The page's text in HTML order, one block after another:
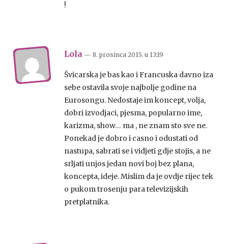
!
Lola — 8. prosinca 2015. u 13:19
Švicarska je bas kao i Francuska davno iza
sebe ostavila svoje najbolje godine na
Eurosongu. Nedostaje im koncept, volja,
dobri izvodjaci, pjesma, popularno ime,
karizma, show… ma , ne znam sto sve ne.
Ponekad je dobro i casno i odustati od
nastupa, sabrati se i vidjeti gdje stojis, a ne
srljati unjos jedan novi boj bez plana,
koncepta, ideje. Mislim da je ovdje rijec tek
o pukom trosenju para televizijskih
pretplatnika.